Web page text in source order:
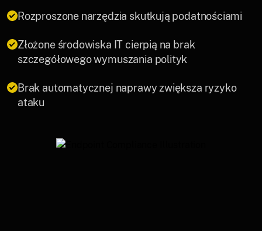
Rozproszone narzędzia skutkują podatnościami
Złożone środowiska IT cierpią na brak
szczegółowego wymuszania polityk
Brak automatycznej naprawy zwiększa ryzyko
ataku